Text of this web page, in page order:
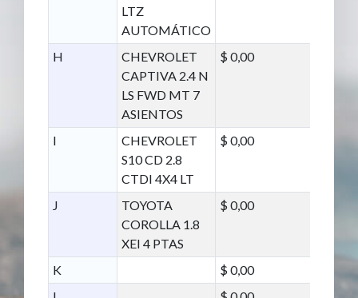
LTZ
AUTOMÁTICO
H
CHEVROLET
CAPTIVA 2.4 N
LS FWD MT 7
ASIENTOS
$ 0,00
I
CHEVROLET
S10 CD 2.8
CTDI 4X4 LT
$ 0,00
J
TOYOTA
COROLLA 1.8
XEI 4 PTAS
$ 0,00
K
$ 0,00